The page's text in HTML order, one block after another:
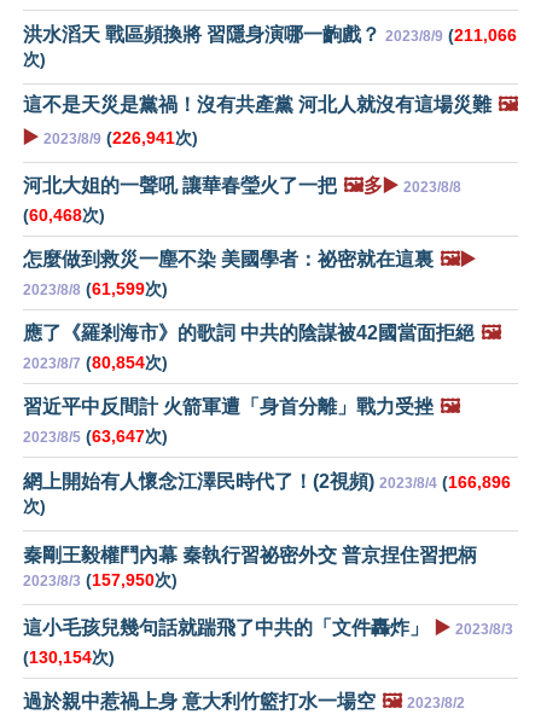
洪水滔天 戰區頻換將 習隱身演哪一齣戲？ 2023/8/9 (211,066
次)
這不是天災是黨禍！沒有共產黨 河北人就沒有這場災難 🖼️
▶️ 2023/8/9 (226,941次)
河北大姐的一聲吼 讓華春瑩火了一把 🖼️多▶️ 2023/8/8
(60,468次)
怎麼做到救災一塵不染 美國學者：祕密就在這裏 🖼️▶️
2023/8/8 (61,599次)
應了《羅剎海市》的歌詞 中共的陰謀被42國當面拒絕 🖼️
2023/8/7 (80,854次)
習近平中反間計 火箭軍遭「身首分離」戰力受挫 🖼️
2023/8/5 (63,647次)
網上開始有人懷念江澤民時代了！(2視頻) 2023/8/4 (166,896
次)
秦剛王毅權鬥內幕 秦執行習祕密外交 普京捏住習把柄
2023/8/3 (157,950次)
這小毛孩兒幾句話就踹飛了中共的「文件轟炸」 ▶️ 2023/8/3
(130,154次)
過於親中惹禍上身 意大利竹籃打水一場空 🖼️ 2023/8/2